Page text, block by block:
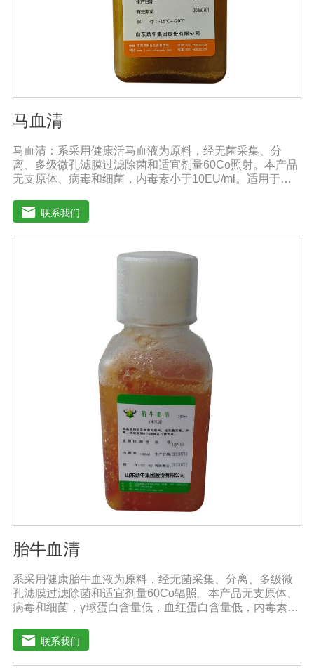
马血清
马血清：系采用健康活马血液为原料，经无菌采集、分
离、多级微孔滤膜过滤除菌和适宜剂量60Co照射。本产品
无支原体、病毒和细菌，内毒素小于10EU/ml。适用于多
典》2020版质量标准。规格：500ml/瓶保
存：-15℃―-20℃有效期：5年注意事项：解冻：采用逐
步解冻法（ -20℃→2-8℃→ 室温），可减少沉淀的产生使
血清质量不会受到影响。
联系我们
胎牛血清
系采用健康胎牛血液为原料，经无菌采集、分离、多级微
孔滤膜过滤除菌和适宜剂量60Co辐照。本产品无支原体、
病毒和细菌，γ球蛋白含量低，血红蛋白含量低，内毒素小
胞及多种细胞株的培养、扩增和保藏、组织器官的分离、
培养及单克隆抗体的制备和疫苗的研制及生产。质量标
准：符合《中华人民共和国药典》2020版、《中华人民共
联系我们